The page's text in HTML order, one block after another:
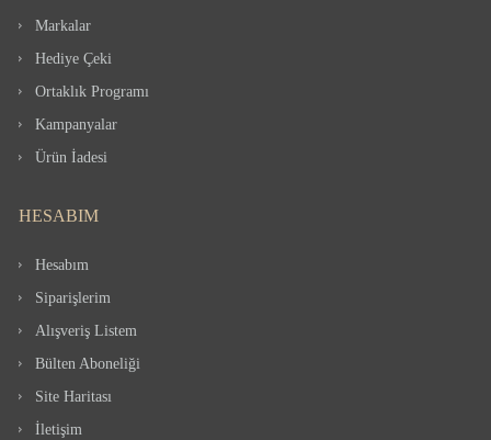
Markalar
Hediye Çeki
Ortaklık Programı
Kampanyalar
Ürün İadesi
HESABIM
Hesabım
Siparişlerim
Alışveriş Listem
Bülten Aboneliği
Site Haritası
İletişim